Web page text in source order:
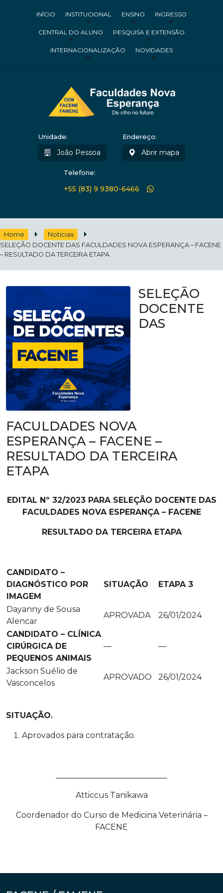
INÍCIO INSTITUCIONAL ENSINO INGRESSO
CENTRAL DO ALUNO PESQUISA E EXTENSÃO
INTERNACIONALIZAÇÃO NOVIDADES
Unidade:
João Pessoa
Endereço:
Abrir mapa
Telefone:
+55 (83) 9 9380-6466
Home
Notícias
SELEÇÃO DOCENTE DAS FACULDADES NOVA ESPERANÇA – FACENE
– RESULTADO DA TERCEIRA ETAPA
SELEÇÃO
DOCENTE
DAS
FACULDADES NOVA
ESPERANÇA – FACENE –
RESULTADO DA TERCEIRA
ETAPA
EDITAL Nº 32/2023 PARA SELEÇÃO DOCENTE DAS
FACULDADES NOVA ESPERANÇA – FACENE
RESULTADO DA TERCEIRA ETAPA
CANDIDATO –
DIAGNÓSTICO POR
IMAGEM
SITUAÇÃO ETAPA 3
Dayanny de Sousa
Alencar
APROVADA
26/01/2024
CANDIDATO – CLÍNICA
CIRÚRGICA DE
PEQUENOS ANIMAIS
— —
Jackson Suélio de
Vasconcelos
APROVADO 26/01/2024
SITUAÇÃO.
Aprovados para contratação.
Atticcus Tanikawa
Coordenador do Curso de Medicina Veterinária –
FACENE